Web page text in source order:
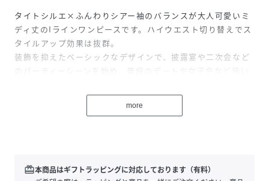
タイトシルエ×ふんわりシアー袖のバランスが大人可愛いミ
ディ丈のIラインワンピースです。ハイウエスト切り替えでス
タイルアップ効果は抜群。
装飾を抑えたベーシックなデザインで、披露宴や二次会など
のパーティーシーンを始め、普段のデートや女子会など装い
くれます。
more
redeem本商品はギフトラッピングに対応しております（有料）